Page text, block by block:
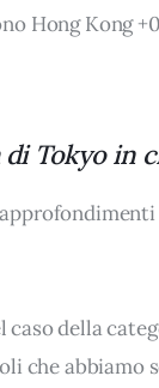
Hong Kong
di Tokyo in
della
che abbiamo